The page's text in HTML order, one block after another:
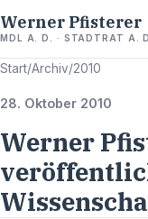
Werner Pfisterer
MDL A. D. · STADTRAT A.
Start/Archiv/2010
28. Oktober 2010
Werner